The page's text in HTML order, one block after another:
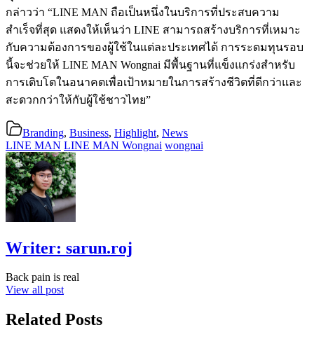
กล่าวว่า “LINE MAN ถือเป็นหนึ่งในบริการที่ประสบความ
สำเร็จที่สุด แสดงให้เห็นว่า LINE สามารถสร้างบริการที่เหมาะ
กับความต้องการของผู้ใช้ในแต่ละประเทศได้ การระดมทุนรอบ
นี้จะช่วยให้ LINE MAN Wongnai มีพื้นฐานที่แข็งแกร่งสำหรับ
การเติบโตในอนาคตเพื่อเป้าหมายในการสร้างชีวิตที่ดีกว่าและ
สะดวกกว่าให้กับผู้ใช้ชาวไทย”
Branding, Business, Highlight, News
LINE MAN LINE MAN Wongnai wongnai
Writer: sarun.roj
Back pain is real
View all post
Related Posts